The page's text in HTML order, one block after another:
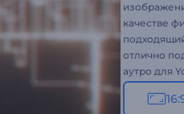
качестве
отлично
аутро для
многого